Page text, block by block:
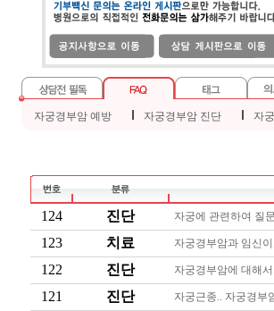
자궁경부암 예방 Ｉ 자궁경부암 진단 Ｉ 자
124 진단 자궁에 관련하여 질
123 치료 자궁경부암과 임신
122 진단 자궁경부암에 대해서
121 진단 자궁근종.. 자궁경부